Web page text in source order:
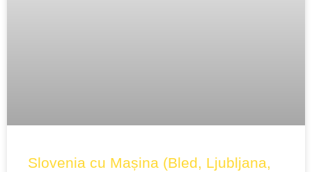
Slovenia cu Mașina (Bled, Ljubljana,